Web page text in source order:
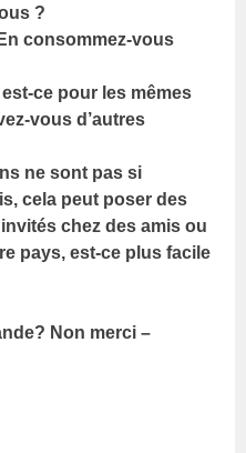
?
consommez-vous
ce pour les mêmes
vous d’autres
ne sont pas si
cela peut poser des
chez des amis ou
pays, est-ce plus facile
Non merci –